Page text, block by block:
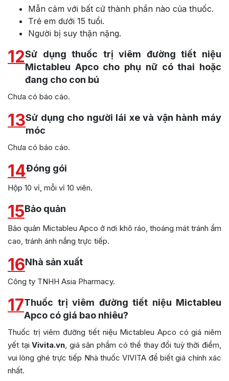
Mẫn cảm với bất cứ thành phần nào của thuốc.
Trẻ em dưới 15 tuổi.
Người bị suy thận nặng.
12Sử dụng thuốc trị viêm đường tiết niệu
Mictableu Apco cho phụ nữ có thai hoặc
đang cho con bú
Chưa có báo cáo.
13Sử dụng cho người lái xe và vận hành máy
móc
Chưa có báo cáo.
14Đóng gói
Hộp 10 vỉ, mỗi vỉ 10 viên.
15Bảo quản
Bảo quản Mictableu Apco ở nơi khô ráo, thoáng mát tránh ẩm
cao, tránh ánh nắng trực tiếp.
16Nhà sản xuất
Công ty TNHH Asia Pharmacy.
17Thuốc trị viêm đường tiết niệu Mictableu
Apco có giá bao nhiêu?
Thuốc trị viêm đường tiết niệu Mictableu Apco có giá niêm
yết tạiVivita.vn , giá sản phẩm có thể thay đổi tuỳ thời điểm,
vui lòng ghé trực tiếp Nhà thuốc VIVITA để biết giá chính xác
nhất.